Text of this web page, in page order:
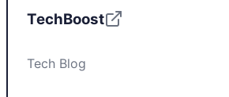
TechBoost
Tech Blog